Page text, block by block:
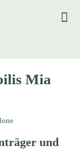
Mia
und